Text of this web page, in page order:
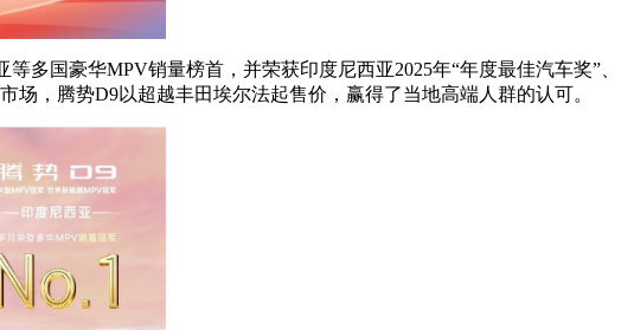
多国豪华MPV销量榜首，并荣获印度尼西亚2025年“年度最佳汽车奖”、
，腾势D9以超越丰田埃尔法起售价，赢得了当地高端人群的认可。